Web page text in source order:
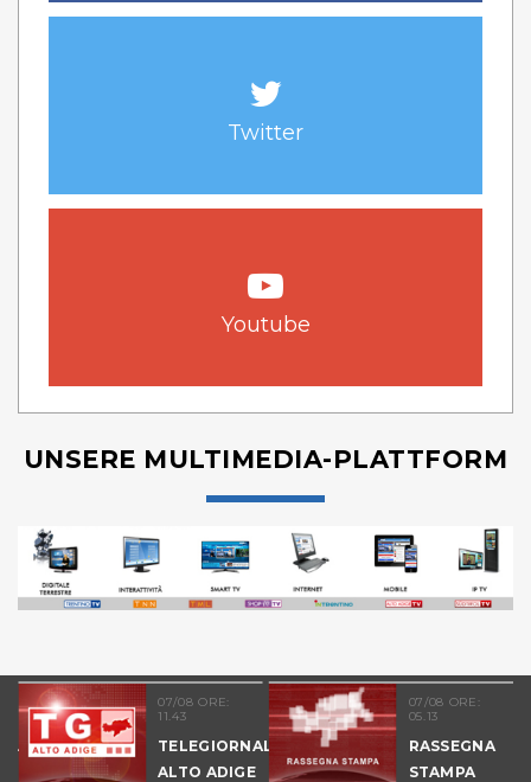
Twitter
Youtube
UNSERE MULTIMEDIA-PLATTFORM
07/08 ORE:
11.43
TELEGIORNALE
ALTO ADIGE
07/08 ORE:
05.13
RASSEGNA
STAMPA